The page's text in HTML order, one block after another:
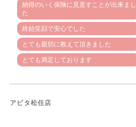
納得のいく保険に見直すことが出来まし
た
終始笑顔で安心でした
とても親切に教えて頂きました
とても満足しております
アピタ松任店